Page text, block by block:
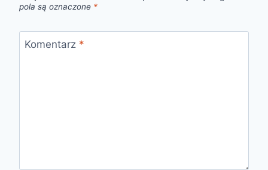
pola są oznaczone *
Komentarz *